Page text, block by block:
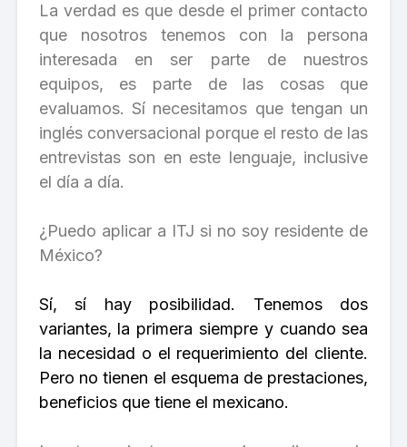
La verdad es que desde el primer contacto
que nosotros tenemos con la persona
interesada en ser parte de nuestros
equipos, es parte de las cosas que
evaluamos. Sí necesitamos que tengan un
inglés conversacional porque el resto de las
entrevistas son en este lenguaje, inclusive
el día a día.
¿Puedo aplicar a ITJ si no soy residente de
México?
Sí, sí hay posibilidad. Tenemos dos
variantes, la primera siempre y cuando sea
la necesidad o el requerimiento del cliente.
Pero no tienen el esquema de prestaciones,
beneficios que tiene el mexicano.